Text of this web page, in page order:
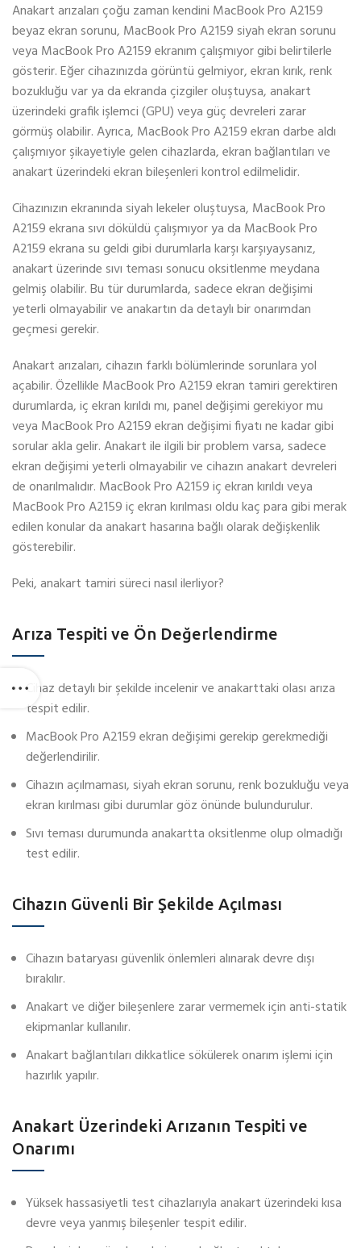
Anakart arızaları çoğu zaman kendini MacBook Pro A2159
beyaz ekran sorunu, MacBook Pro A2159 siyah ekran sorunu
veya MacBook Pro A2159 ekranım çalışmıyor gibi belirtilerle
gösterir. Eğer cihazınızda görüntü gelmiyor, ekran kırık, renk
bozukluğu var ya da ekranda çizgiler oluştuysa, anakart
üzerindeki grafik işlemci (GPU) veya güç devreleri zarar
görmüş olabilir. Ayrıca, MacBook Pro A2159 ekran darbe aldı
çalışmıyor şikayetiyle gelen cihazlarda, ekran bağlantıları ve
anakart üzerindeki ekran bileşenleri kontrol edilmelidir.
Cihazınızın ekranında siyah lekeler oluştuysa, MacBook Pro
A2159 ekrana sıvı döküldü çalışmıyor ya da MacBook Pro
A2159 ekrana su geldi gibi durumlarla karşı karşıyaysanız,
anakart üzerinde sıvı teması sonucu oksitlenme meydana
gelmiş olabilir. Bu tür durumlarda, sadece ekran değişimi
yeterli olmayabilir ve anakartın da detaylı bir onarımdan
geçmesi gerekir.
Anakart arızaları, cihazın farklı bölümlerinde sorunlara yol
açabilir. Özellikle MacBook Pro A2159 ekran tamiri gerektiren
durumlarda, iç ekran kırıldı mı, panel değişimi gerekiyor mu
veya MacBook Pro A2159 ekran değişimi fiyatı ne kadar gibi
sorular akla gelir. Anakart ile ilgili bir problem varsa, sadece
ekran değişimi yeterli olmayabilir ve cihazın anakart devreleri
de onarılmalıdır. MacBook Pro A2159 iç ekran kırıldı veya
MacBook Pro A2159 iç ekran kırılması oldu kaç para gibi merak
edilen konular da anakart hasarına bağlı olarak değişkenlik
gösterebilir.
Peki, anakart tamiri süreci nasıl ilerliyor?
Arıza Tespiti ve Ön Değerlendirme
Cihaz detaylı bir şekilde incelenir ve anakarttaki olası arıza
tespit edilir.
MacBook Pro A2159 ekran değişimi gerekip gerekmediği
değerlendirilir.
Cihazın açılmaması, siyah ekran sorunu, renk bozukluğu veya
ekran kırılması gibi durumlar göz önünde bulundurulur.
Sıvı teması durumunda anakartta oksitlenme olup olmadığı
test edilir.
Cihazın Güvenli Bir Şekilde Açılması
Cihazın bataryası güvenlik önlemleri alınarak devre dışı
bırakılır.
Anakart ve diğer bileşenlere zarar vermemek için anti-statik
ekipmanlar kullanılır.
Anakart bağlantıları dikkatlice sökülerek onarım işlemi için
hazırlık yapılır.
Anakart Üzerindeki Arızanın Tespiti ve
Onarımı
Yüksek hassasiyetli test cihazlarıyla anakart üzerindeki kısa
devre veya yanmış bileşenler tespit edilir.